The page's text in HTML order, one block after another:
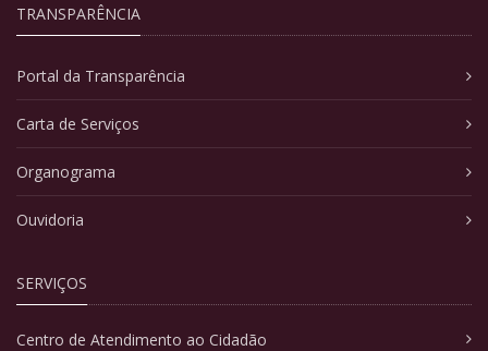
TRANSPARÊNCIA
Portal da Transparência
Carta de Serviços
Organograma
Ouvidoria
SERVIÇOS
Centro de Atendimento ao Cidadão